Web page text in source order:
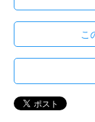
こ